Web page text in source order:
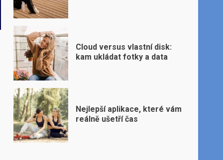
Cloud versus vlastní disk:
kam ukládat fotky a data
Nejlepší aplikace, které vám
reálně ušetří čas